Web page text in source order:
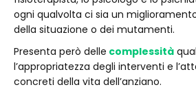
ogni qualvolta ci sia un
della situazione o dei mutamenti.
Presenta però delle complessità
l’appropriatezza degli interventi e
concreti della vita dell’anziano.